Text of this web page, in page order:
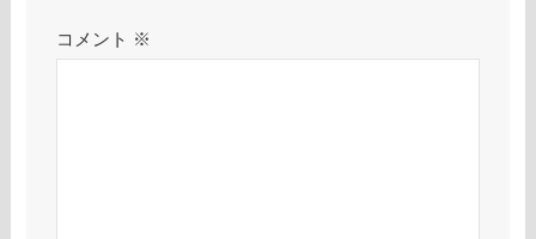
コメント ※